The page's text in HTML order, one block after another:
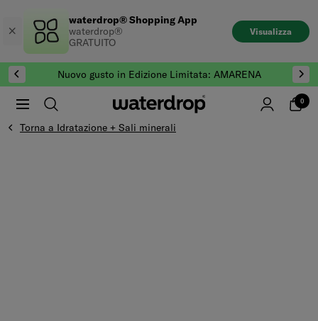
contenuto
waterdrop® Shopping App
waterdrop®
GRATUITO
Visualizza
Nuovo gusto in Edizione Limitata: AMARENA
0
Torna a Idratazione + Sali minerali